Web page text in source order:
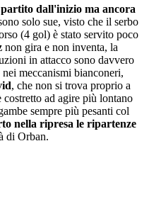
partito dall'inizio ma ancora
solo sue, visto che il serbo
(4 gol) è stato servito poco
non gira e non inventa, la
in attacco sono davvero
nei meccanismi bianconeri,
, che non si trova proprio a
ad agire più lontano
sempre più pesanti col
nella ripresa le ripartenze
di Orban.